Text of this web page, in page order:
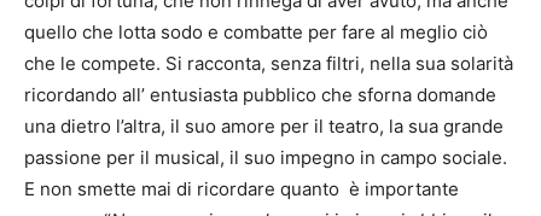
quello che lotta sodo e combatte per fare al meglio ciò
che le compete. Si racconta, senza filtri, nella sua solarità
ricordando all’ entusiasta pubblico che sforna domande
una dietro l’altra, il suo amore per il teatro, la sua grande
passione per il musical, il suo impegno in campo sociale.
E non smette mai di ricordare quanto è importante